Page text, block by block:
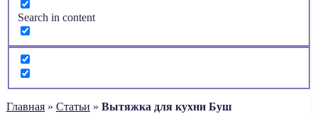
Search in content
Главная » Статьи » Вытяжка для кухни Буш